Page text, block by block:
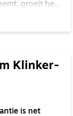
groeit het
in hartje
blokfluit
maar in de
Klinker-
is net